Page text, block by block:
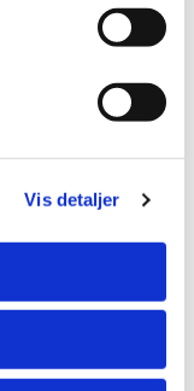
Vis detaljer